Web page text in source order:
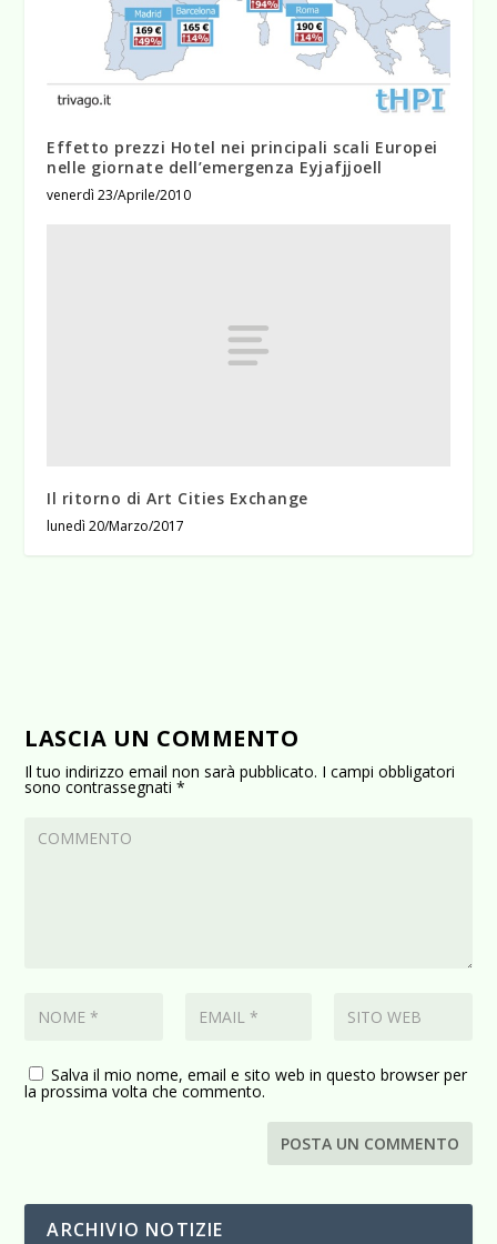
Effetto prezzi Hotel nei principali scali Europei
nelle giornate dell’emergenza Eyjafjjoell
venerdì 23/Aprile/2010
Il ritorno di Art Cities Exchange
lunedì 20/Marzo/2017
LASCIA UN COMMENTO
Il tuo indirizzo email non sarà pubblicato. I campi obbligatori
sono contrassegnati*
Salva il mio nome, email e sito web in questo browser per
la prossima volta che commento.
ARCHIVIO NOTIZIE